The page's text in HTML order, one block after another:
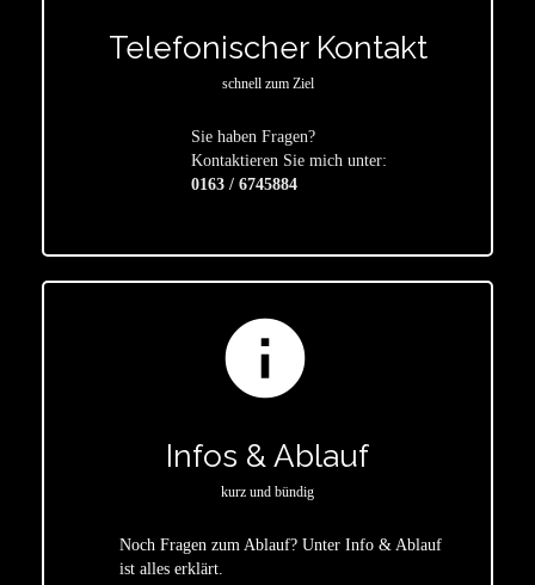
Telefonischer Kontakt
schnell zum Ziel
Sie haben Fragen?
Kontaktieren Sie mich unter:
0163 / 6745884
info
Infos & Ablauf
kurz und bündig
Noch Fragen zum Ablauf? Unter Info & Ablauf
ist alles erklärt.